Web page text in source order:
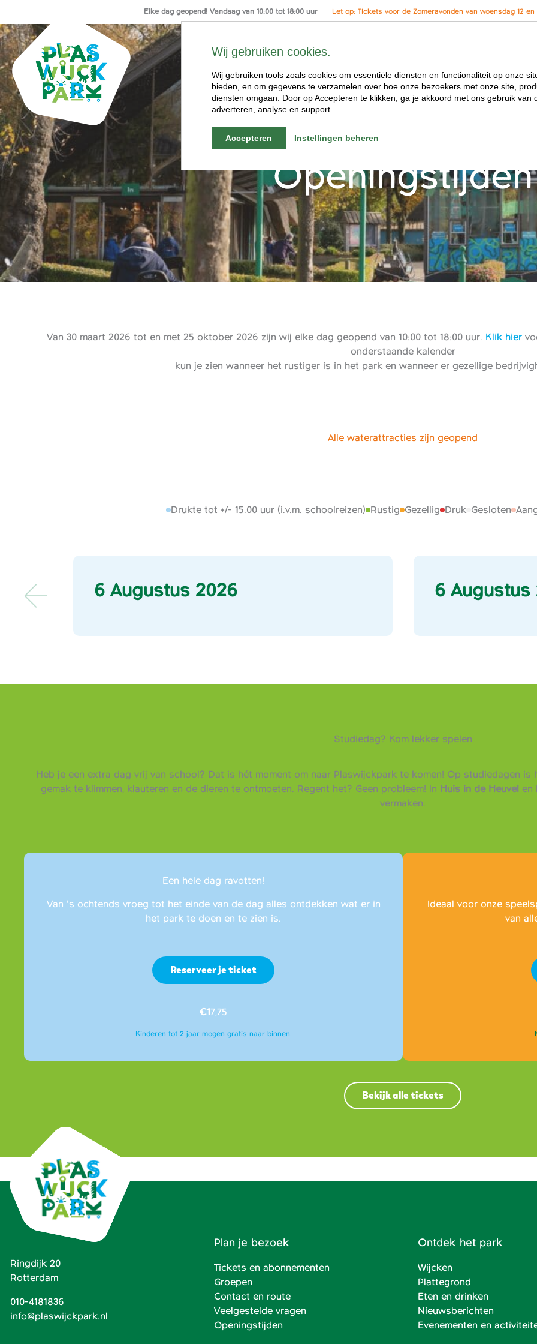
Elke dag geopend! Vandaag van 10:00 tot 18:00 uur Let op: Tickets voor de Zomeravonden van woensdag 12
Ga
naar
de
inhoud
Openingstijden
Van 30 maart 2026 tot en met 25 oktober 2026 zijn wij elke dag geopend van 10:00 tot 18:00 uur. Klik hier
onderstaande kalender
kun je zien wanneer het rustiger is in het park en wanneer er gezellige
Alle waterattracties zijn geopend
Druk
Drukte tot +/- 15.00 uur (i.v.m. schoolreizen) Gesloten
Gezellig
Rustig
6 Augustus 2026 6 Augustus
Studiedag? Kom lekker spelen
Heb je een extra dag vrij van school? Dat is hét moment om naar Plaswijckpark te komen! Op studiedagen
gemak te klimmen, klauteren en de dieren te ontmoeten. Regent het? Geen probleem! In Huis in de Heuvel en
vermaken.
Een hele dag ravotten!
Van ’s ochtends vroeg tot het einde van de dag alles ontdekken wat er in
het park te doen en te zien is.
Reserveer je ticket
€17,75
Kinderen tot 2 jaar mogen gratis naar binnen.
Ideaal voor onze
van
Bekijk alle tickets
Ringdijk 20
Rotterdam
010-4181836
info@plaswijckpark.nl
Plan je bezoek
Tickets en abonnementen
Groepen
Contact en route
Veelgestelde vragen
Openingstijden
Ontdek het park
Wijcken
Plattegrond
Eten en drinken
Nieuwsberichten
Evenementen en
Wij gebruiken cookies.
Wij gebruiken tools zoals cookies om essentiële diensten en functionaliteit op onze
bieden, en om gegevens te verzamelen over hoe onze bezoekers met onze site,
diensten omgaan. Door op Accepteren te klikken, ga je akkoord met ons gebruik van
adverteren, analyse en support.
Accepteren Instellingen beheren